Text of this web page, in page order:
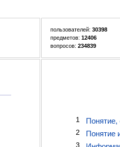
пользователей: 30398
предметов: 12406
вопросов: 234839
1 Понятие,
2 Понятие
3